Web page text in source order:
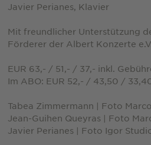
Javier Perianes, Klavier
Mit freundlicher Unterstützung
Förderer der Albert Konzerte e.V.
EUR 63,- / 51,- / 37,- inkl.
Im ABO: EUR 52,- / 43,50 /
Tabea Zimmermann | Foto
Jean-Guihen Queyras | Foto
Javier Perianes | Foto Igor